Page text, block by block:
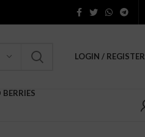
LOGIN / REGISTER
BERRIES